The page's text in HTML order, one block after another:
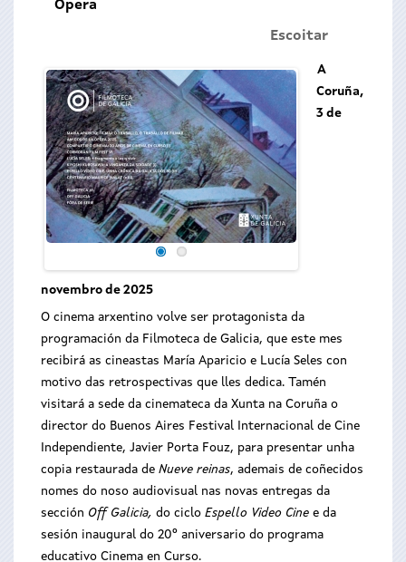
Ópera
Escoitar
A
Coruña,
3 de
novembro de 2025
O cinema arxentino volve ser protagonista da
programación da Filmoteca de Galicia, que este mes
recibirá as cineastas María Aparicio e Lucía Seles con
motivo das retrospectivas que lles dedica. Tamén
visitará a sede da cinemateca da Xunta na Coruña o
director do Buenos Aires Festival Internacional de Cine
Independiente, Javier Porta Fouz, para presentar unha
copia restaurada de Nueve reinas, ademais de coñecidos
nomes do noso audiovisual nas novas entregas da
sección Off Galicia, do ciclo Espello Video Cine e da
sesión inaugural do 20º aniversario do programa
educativo Cinema en Curso.